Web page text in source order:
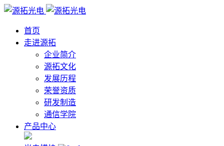
首页
走进源拓
企业简介
源拓文化
发展历程
荣誉资质
研发制造
通信学院
产品中心